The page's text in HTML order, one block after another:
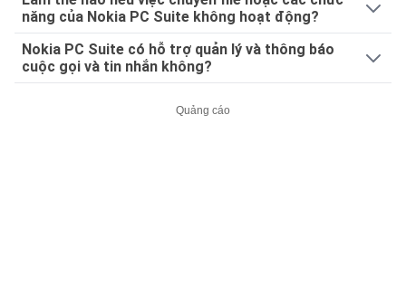
năng của Nokia PC Suite không hoạt động?
Nokia PC Suite có hỗ trợ quản lý và thông báo
cuộc gọi và tin nhắn không?